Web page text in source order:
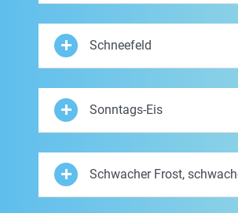
Schneefeld
Sonntags-Eis
Schwacher Frost,